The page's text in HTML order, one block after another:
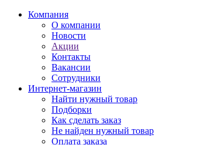
Компания
О компании
Новости
Акции
Контакты
Вакансии
Сотрудники
Интернет-магазин
Найти нужный товар
Подборки
Как сделать заказ
Не найден нужный товар
Оплата заказа